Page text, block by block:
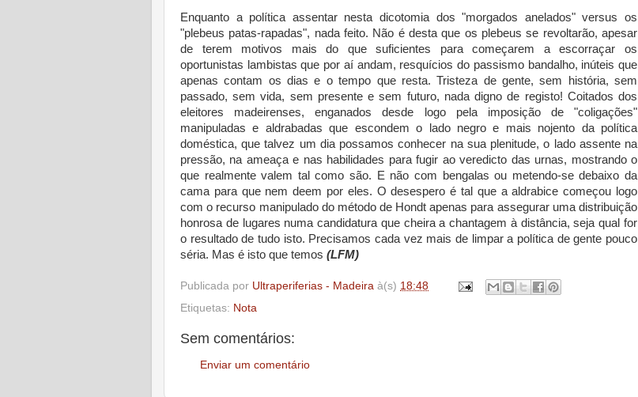
Enquanto a política assentar nesta dicotomia dos "morgados anelados" versus os
"plebeus patas-rapadas", nada feito. Não é desta que os plebeus se revoltarão, apesar
de terem motivos mais do que suficientes para começarem a escorraçar os
oportunistas lambistas que por aí andam, resquícios do passismo bandalho, inúteis que
apenas contam os dias e o tempo que resta. Tristeza de gente, sem história, sem
passado, sem vida, sem presente e sem futuro, nada digno de registo! Coitados dos
eleitores madeirenses, enganados desde logo pela imposição de "coligações"
manipuladas e aldrabadas que escondem o lado negro e mais nojento da política
doméstica, que talvez um dia possamos conhecer na sua plenitude, o lado assente na
pressão, na ameaça e nas habilidades para fugir ao veredicto das urnas, mostrando o
que realmente valem tal como são. E não com bengalas ou metendo-se debaixo da
cama para que nem deem por eles. O desespero é tal que a aldrabice começou logo
com o recurso manipulado do método de Hondt apenas para assegurar uma distribuição
honrosa de lugares numa candidatura que cheira a chantagem à distância, seja qual for
o resultado de tudo isto. Precisamos cada vez mais de limpar a política de gente pouco
séria. Mas é isto que temos (LFM)
Publicada por Ultraperiferias - Madeira à(s) 18:48
Etiquetas: Nota
Sem comentários:
Enviar um comentário